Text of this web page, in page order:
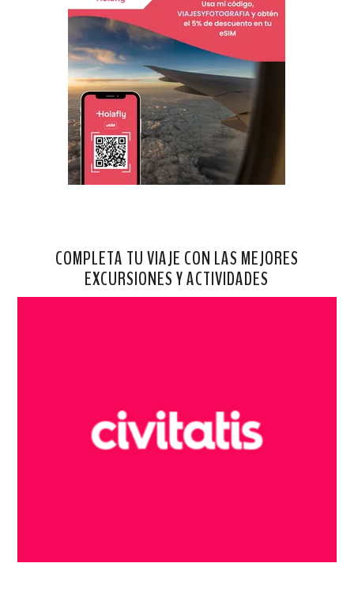
COMPLETA TU VIAJE CON LAS MEJORES
EXCURSIONES Y ACTIVIDADES